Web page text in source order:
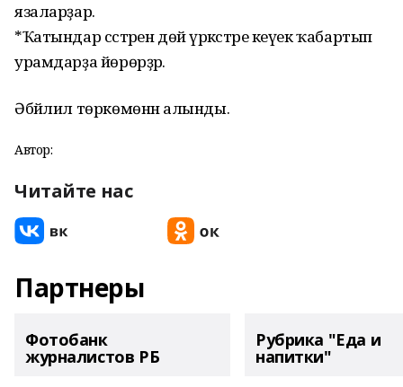
язаларҙар.
*Ҡатындар сәстәрен дөйә үркәстәре кеүек ҡабартып
урамдарҙа йөрөрҙәр.
Әбйәлил төркөмөнән алынды.
Автор:
Читайте нас
Партнеры
Фотобанк
журналистов РБ
Рубрика "Еда и
напитки"